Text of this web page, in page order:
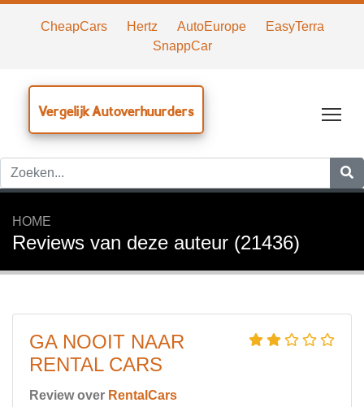
CheapCars Hertz AutoEurope
EasyTerra
SnappCar
Vergelijk Autoverhuurders
HOME
Reviews van deze auteur (21436)
GA NOOIT NAAR
RENTAL CARS
Review over RentalCars